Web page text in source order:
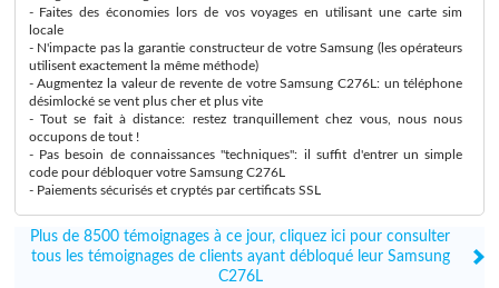
- Faites des économies lors de vos voyages en utilisant une carte sim
locale
- N'impacte pas la garantie constructeur de votre Samsung (les opérateurs
utilisent exactement la même méthode)
- Augmentez la valeur de revente de votre Samsung C276L: un téléphone
désimlocké se vent plus cher et plus vite
- Tout se fait à distance: restez tranquillement chez vous, nous nous
occupons de tout !
- Pas besoin de connaissances "techniques": il suffit d'entrer un simple
code pour débloquer votre Samsung C276L
- Paiements sécurisés et cryptés par certificats SSL
Plus de 8500 témoignages à ce jour, cliquez ici pour consulter
tous les témoignages de clients ayant débloqué leur Samsung
C276L